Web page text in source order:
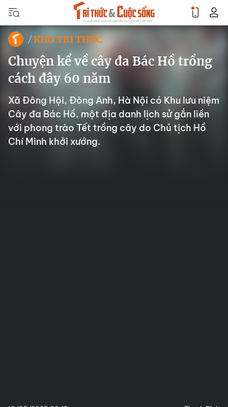
KHO TRI THỨC
Chuyện kể về cây đa Bác Hồ trồng
cách đây 60 năm
Xã Đông Hội, Đông Anh, Hà Nội có Khu lưu niệm
Cây đa Bác Hồ, một địa danh lịch sử gắn liền
với phong trào Tết trồng cây do Chủ tịch Hồ
Chí Minh khởi xướng.